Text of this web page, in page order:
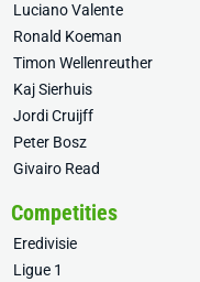
Luciano Valente
Ronald Koeman
Timon Wellenreuther
Kaj Sierhuis
Jordi Cruijff
Peter Bosz
Givairo Read
Competities
Eredivisie
Ligue 1